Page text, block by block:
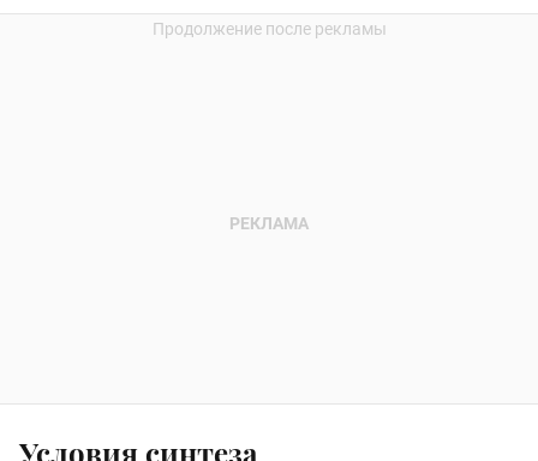
Условия синтеза